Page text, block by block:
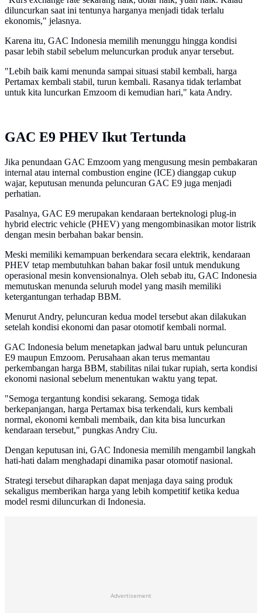
diluncurkan saat ini tentunya harganya menjadi tidak terlalu
ekonomis," jelasnya.
Karena itu, GAC Indonesia memilih menunggu hingga kondisi
pasar lebih stabil sebelum meluncurkan produk anyar tersebut.
"Lebih baik kami menunda sampai situasi stabil kembali, harga
Pertamax kembali stabil, turun kembali. Rasanya tidak terlambat
untuk kita luncurkan Emzoom di kemudian hari," kata Andry.
GAC E9 PHEV Ikut Tertunda
Jika penundaan GAC Emzoom yang mengusung mesin pembakaran
internal atau internal combustion engine (ICE) dianggap cukup
wajar, keputusan menunda peluncuran GAC E9 juga menjadi
perhatian.
Pasalnya, GAC E9 merupakan kendaraan berteknologi plug-in
hybrid electric vehicle (PHEV) yang mengombinasikan motor listrik
dengan mesin berbahan bakar bensin.
Meski memiliki kemampuan berkendara secara elektrik, kendaraan
PHEV tetap membutuhkan bahan bakar fosil untuk mendukung
operasional mesin konvensionalnya. Oleh sebab itu, GAC Indonesia
memutuskan menunda seluruh model yang masih memiliki
ketergantungan terhadap BBM.
Menurut Andry, peluncuran kedua model tersebut akan dilakukan
setelah kondisi ekonomi dan pasar otomotif kembali normal.
GAC Indonesia belum menetapkan jadwal baru untuk peluncuran
E9 maupun Emzoom. Perusahaan akan terus memantau
perkembangan harga BBM, stabilitas nilai tukar rupiah, serta kondisi
ekonomi nasional sebelum menentukan waktu yang tepat.
"Semoga tergantung kondisi sekarang. Semoga tidak
berkepanjangan, harga Pertamax bisa terkendali, kurs kembali
normal, ekonomi kembali membaik, dan kita bisa luncurkan
kendaraan tersebut," pungkas Andry Ciu.
Dengan keputusan ini, GAC Indonesia memilih mengambil langkah
hati-hati dalam menghadapi dinamika pasar otomotif nasional.
Strategi tersebut diharapkan dapat menjaga daya saing produk
sekaligus memberikan harga yang lebih kompetitif ketika kedua
model resmi diluncurkan di Indonesia.
Advertisement